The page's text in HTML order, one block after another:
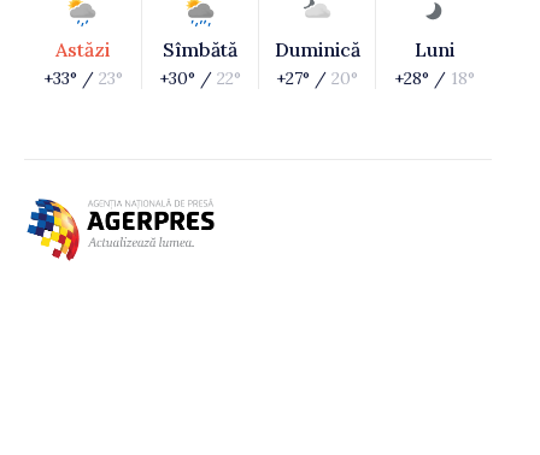
Astăzi
+33° / 23°
Sîmbătă
+30° / 22°
Duminică
+27° / 20°
Luni
+28° / 18°